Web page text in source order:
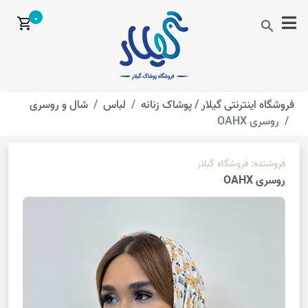
search
shopping_cart0
فروشگاه اینترنتی گیلار /پوشاک زنانه لباس
شال و روسری
روسری OAHX
فروشنده: فروشگاه گیلار
روسری OAHX